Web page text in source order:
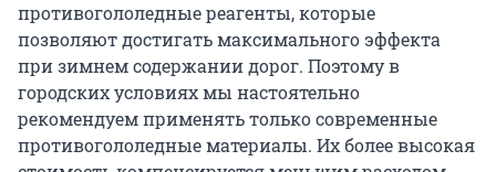
противогололедные реагенты, которые
позволяют достигать максимального эффекта
при зимнем содержании дорог. Поэтому в
городских условиях мы настоятельно
рекомендуем применять только современные
противогололедные материалы. Их более высокая